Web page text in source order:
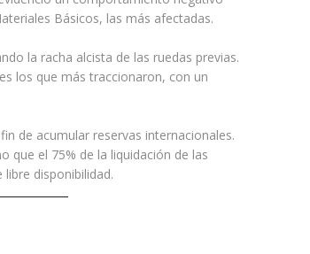
Básicos, las más afectadas.
la racha alcista de las ruedas previas.
los que más traccionaron, con un
de acumular reservas internacionales.
que el 75% de la liquidación de las
disponibilidad.